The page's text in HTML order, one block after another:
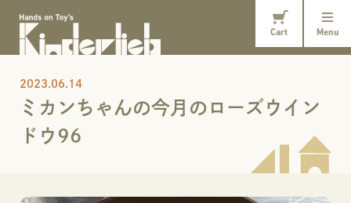
Cart Menu
2023.06.14
ミカンちゃんの今月のローズウイン
ドウ96